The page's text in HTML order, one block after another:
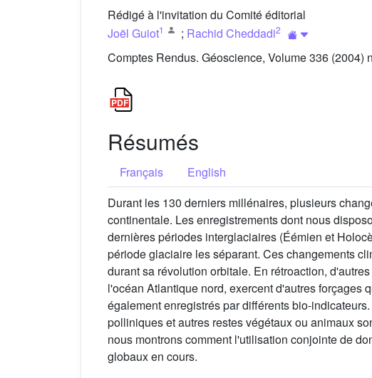
Rédigé à l'invitation du Comité éditorial
Joël Guiot1 ; Rachid Cheddadi2
Comptes Rendus. Géoscience, Volume 336 (2004)
Résumés
Français
English
Durant les 130 derniers millénaires, plusieurs
continentale. Les enregistrements dont nous
dernières périodes interglaciaires (Éémien et
période glaciaire les séparant. Ces changements
durant sa révolution orbitale. En rétroaction,
l'océan Atlantique nord, exercent d'autres forçages
également enregistrés par différents bio-
polliniques et autres restes végétaux ou animaux
nous montrons comment l'utilisation conjointe de
globaux en cours.